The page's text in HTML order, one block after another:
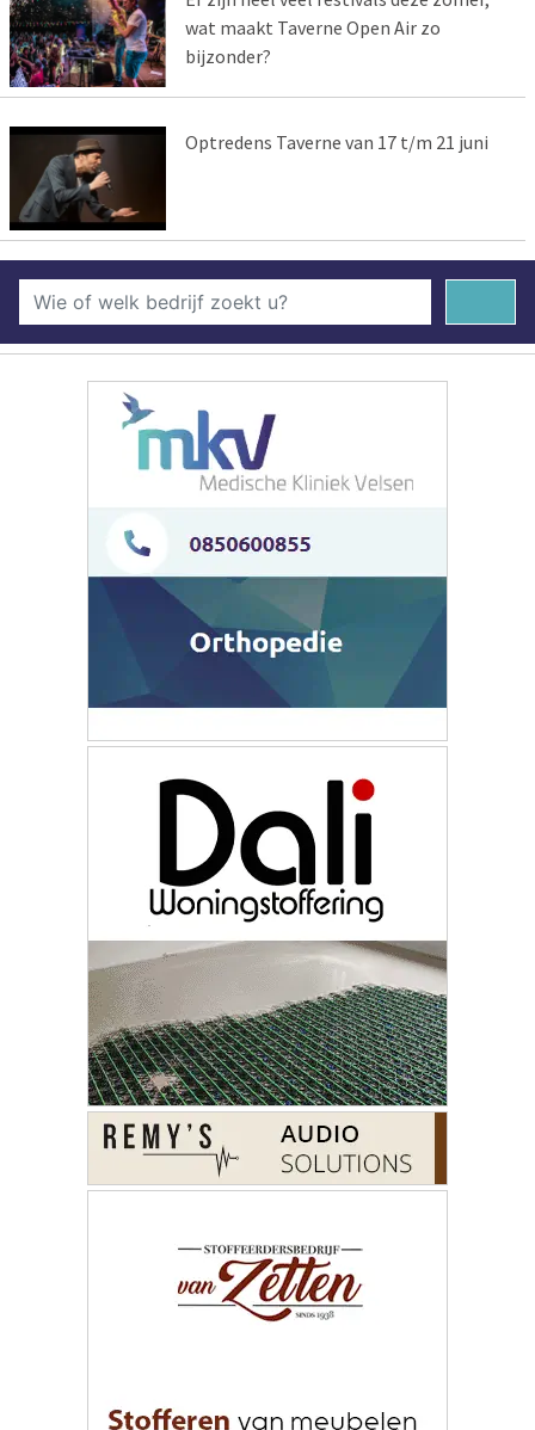
wat maakt Taverne Open Air zo
bijzonder?
Optredens Taverne van 17 t/m 21 juni